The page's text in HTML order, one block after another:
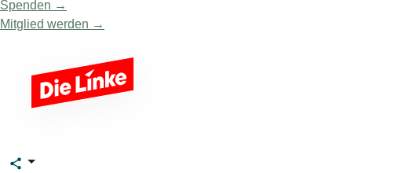
Spenden →
Mitglied werden →